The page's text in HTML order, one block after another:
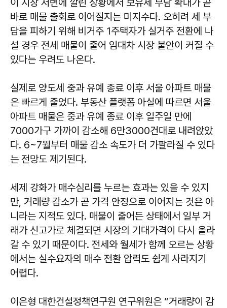
이 시장 저변에 깔린 상황에서 보유세 부담 확대가 곧
바로 매물 출회로 이어질지는 미지수다. 오히려 세 부
담을 피하기 위해 비거주 1주택자가 실거주 전환에 나
설 경우 전세 매물이 줄어 임대차 시장 불안이 커질 수
있다는 우려도 나온다.
실제로 양도세 중과 유예 종료 이후 서울 아파트 매물
은 빠르게 줄었다. 부동산 플랫폼 아실에 따르면 서울
아파트 매물은 중과 유예 종료 이후 일주일 만에
7000가구 가까이 감소해 6만3000건대로 내려앉았
다. 6~7월부터 매물 감소 속도가 더 가팔라질 수 있다
는 전망도 제기된다.
세제 강화가 매수심리를 누르는 효과는 있을 수 있지
만, 거래량 감소가 곧 가격 안정으로 이어지는 것은 아
니라는 지적도 있다. 매물이 줄어든 상태에서 일부 거
래가 신고가로 체결되면 시장의 기대가격이 다시 올라
갈 수 있기 때문이다. 전세와 월세가 함께 오르는 상황
에서는 실수요자의 매수 전환 압력도 쉽게 사라지기
어렵다.
이은형 대한건설정책연구원 연구위원은 “거래량이 감